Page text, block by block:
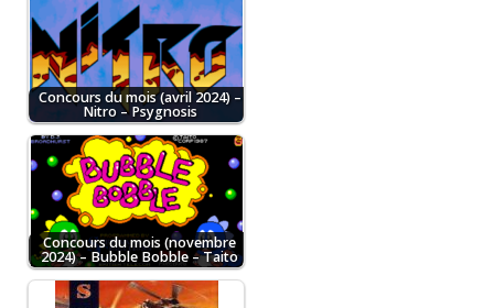
Concours du mois (avril 2024) –
Nitro – Psygnosis
Concours du mois (novembre
2024) – Bubble Bobble – Taito